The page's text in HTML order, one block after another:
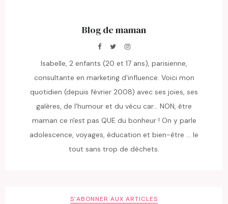
Blog de maman
Isabelle, 2 enfants (20 et 17 ans), parisienne,
consultante en marketing d'influence. Voici mon
quotidien (depuis février 2008) avec ses joies, ses
galères, de l'humour et du vécu car... NON, être
maman ce n'est pas QUE du bonheur ! On y parle
adolescence, voyages, éducation et bien-être ... le
tout sans trop de déchets.
S’ABONNER AUX ARTICLES